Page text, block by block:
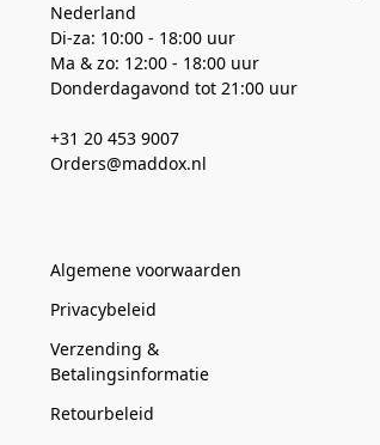
Nederland
Di-za: 10:00 - 18:00 uur
Ma & zo: 12:00 - 18:00 uur
Donderdagavond tot 21:00 uur
+31 20 453 9007
Orders@maddox.nl
Algemene voorwaarden
Privacybeleid
Verzending &
Betalingsinformatie
Retourbeleid